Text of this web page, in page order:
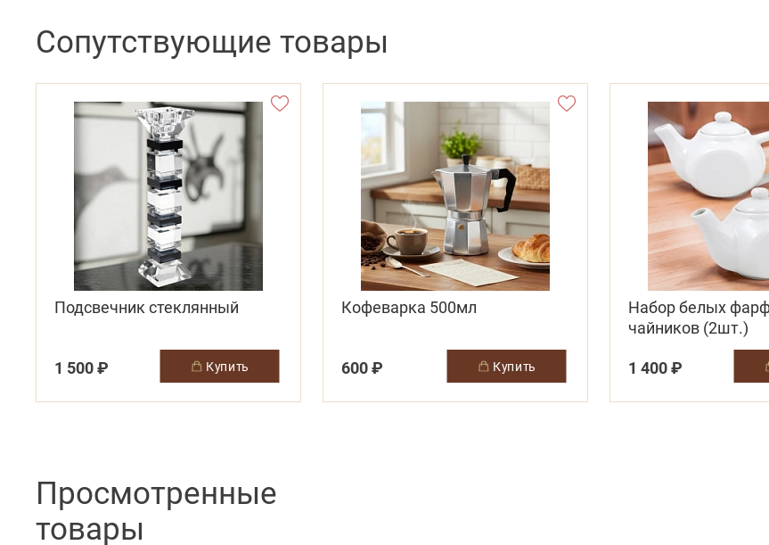
Сопутствующие товары
Подсвечник стеклянный
1 500 ₽ купить
Кофеварка 500мл
600 ₽ купить
Набор белых
чайников (2шт.)
1 400 ₽
Просмотренные
товары